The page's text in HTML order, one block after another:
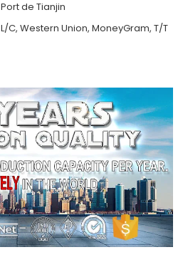
Port de Tianjin
L/C, Western Union, MoneyGram, T/T